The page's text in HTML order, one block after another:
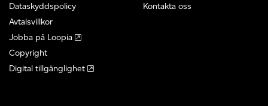
Dataskyddspolicy
Avtalsvillkor
Jobba på Loopia
Copyright
Digital tillgänglighet
Kontakta oss